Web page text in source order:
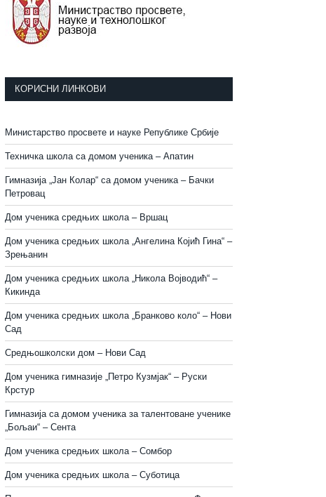
КОРИСНИ ЛИНКОВИ
Министарство просвете и науке Републике Србије
Техничка школа са домом ученика – Апатин
Гимназија „Јан Колар“ са домом ученика – Бачки
Петровац
Дом ученика средњих школа – Вршац
Дом ученика средњих школа „Ангелина Којић Гина“ –
Зрењанин
Дом ученика средњих школа „Никола Војводић“ –
Кикинда
Дом ученика средњих школа „Бранково коло“ – Нови
Сад
Средњошколски дом – Нови Сад
Дом ученика гимназије „Петро Кузмјак“ – Руски
Крстур
Гимназија са домом ученика за талентоване ученике
„Бољаи“ – Сента
Дом ученика средњих школа – Сомбор
Дом ученика средњих школа – Суботица